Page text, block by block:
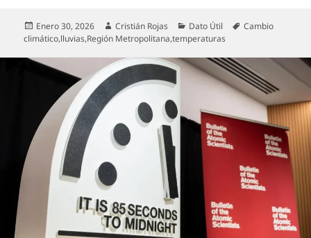
Publicado
el
Enero 30, 2026 Autor
Cristián Rojas Categorías
Dato Útil Etiquetas
Cambio
climático,lluvias,Región Metropolitana,temperaturas